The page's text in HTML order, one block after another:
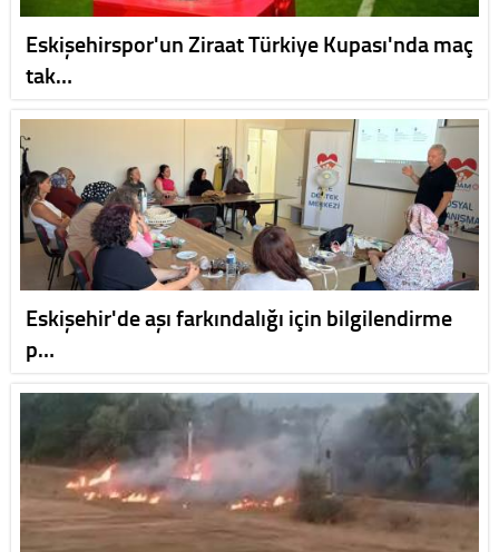
Eskişehirspor'un Ziraat Türkiye Kupası'nda maç
tak…
Eskişehir'de aşı farkındalığı için bilgilendirme
p…